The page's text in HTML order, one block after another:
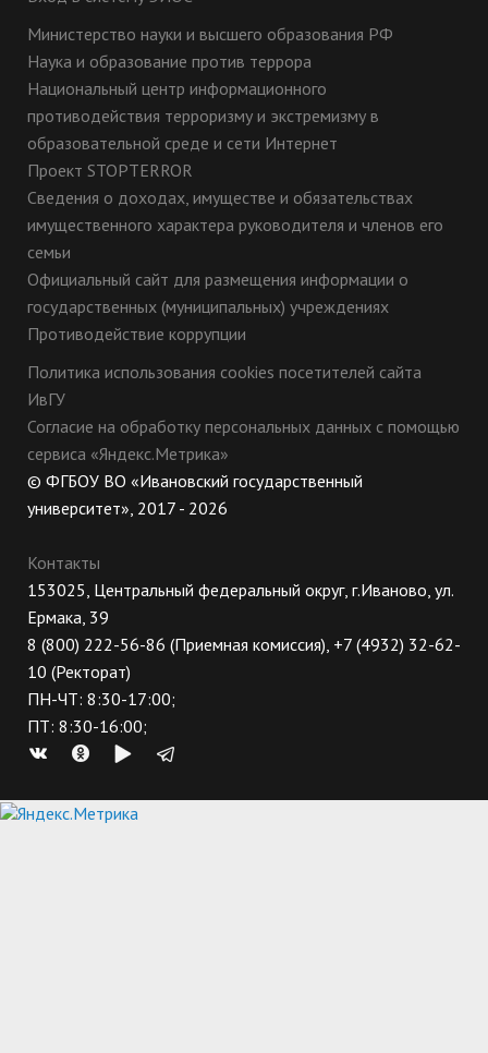
Министерство науки и высшего образования РФ
Наука и образование против террора
Национальный центр информационного
противодействия терроризму и экстремизму в
образовательной среде и сети Интернет
Проект STOPTERROR
Сведения о доходах, имуществе и обязательствах
имущественного характера руководителя и членов его
семьи
Официальный сайт для размещения информации о
государственных (муниципальных) учреждениях
Противодействие коррупции
Политика использования cookies посетителей сайта
ИвГУ
Согласие на обработку персональных данных с помощью
сервиса «Яндекс.Метрика»
© ФГБОУ ВО «Ивановский государственный
университет», 2017 - 2026
Контакты
153025, Центральный федеральный округ, г.Иваново, ул.
Ермака, 39
8 (800) 222-56-86 (Приемная комиссия), +7 (4932) 32-62-
10 (Ректорат)
ПН-ЧТ: 8:30-17:00;
ПТ: 8:30-16:00;